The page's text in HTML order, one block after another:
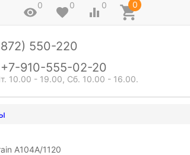
0 0 0 0
550-220
910-555-02-20
10.00 - 19.00, Сб. 10.00 - 16.00.
A104A/1120